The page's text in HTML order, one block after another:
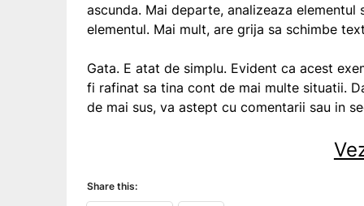
ascunda. Mai departe, analizeaza
elementul. Mai mult, are grija sa schimbe
Gata. E atat de simplu. Evident ca acest
fi rafinat sa tina cont de mai multe situatii.
de mai sus, va astept cu comentarii sau in
Share this: